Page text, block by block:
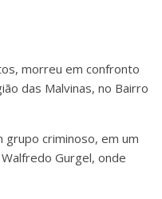
morreu em confronto
das Malvinas, no Bairro
grupo criminoso, em um
Gurgel, onde